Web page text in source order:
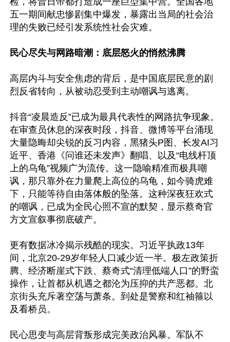
五一期间献忠惨剧集中爆发，暴露出当局的社会治
理的失败已经引发系统性社会灾难。
民心尽失与网路暗潮：底层怒火的悄然沸腾
高层内斗与安全焦虑的背后，是中国底层民意的剧
烈反省转向，从被动忍受到主动嘲讽与逃离。
抖音“凌晨造反”已成为最具代表性的网路抗争现象。
在审查员休息的深夜时段，抖音、微博等平台涌现
大量隐晦却尖锐的反习内容，黑猪头P图、长发AI习
近平、香港《问谁还未发声》翻唱、以及“电线杆顶
上的乌龟”视频广为流传。这一隐喻精准而极具嘲
讽，那只靠外在力量爬上高位的乌龟，如今骑虎难
下，只能等待自由落体般的坠落。这种深夜狂欢式
的嘲讽，已成为全民心照不宣的默契，显示蔡奇官
方文宣叙事彻底破产。
更有数据冰冷揭示残酷的现实。习近平执政13年
间，北京20-29岁年轻人口减少近一半。极左政策折
腾、经济断崖式下跌、蔡奇式“清理低端人口”的野蛮
操作，让首都从机遇之都沦为压抑的共产恶都。北
京街头充斥著空荡与萧条。到处是警察和红袖箍以
及看桥员。
民心思变与高层背叛形成完美政治风暴。军队不